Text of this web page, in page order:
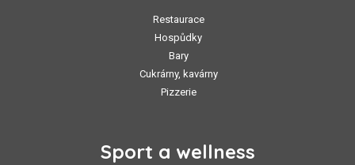
Restaurace
Hospůdky
Bary
Cukrárny, kavárny
Pizzerie
Sport a wellness